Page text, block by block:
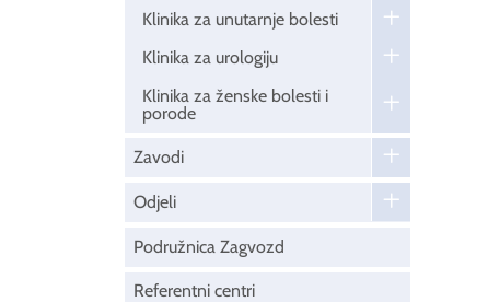
Klinika za unutarnje bolesti
Klinika za urologiju
Klinika za ženske bolesti i
porode
Zavodi
Odjeli
Podružnica Zagvozd
Referentni centri